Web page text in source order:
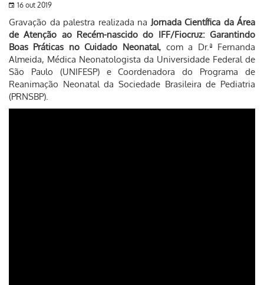
16 out 2019
Gravação da palestra realizada naJornada Científica da Área
de Atenção ao Recém-nascido do IFF/Fiocruz: Garantindo
Boas Práticas no Cuidado Neonatal, com a Dr.ª Fernanda
Almeida, Médica Neonatologista da Universidade Federal de
São Paulo (UNIFESP) e Coordenadora do Programa de
Reanimação Neonatal da Sociedade Brasileira de Pediatria
(PRNSBP).